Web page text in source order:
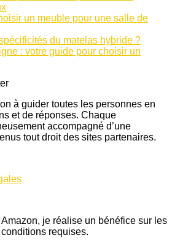
un meuble pour une salle de
du matelas hybride ?
: votre guide pour choisir un
à guider toutes les personnes en
et de réponses. Chaque
accompagné d’une
tout droit des sites partenaires.
je réalise un bénéfice sur les
requises.